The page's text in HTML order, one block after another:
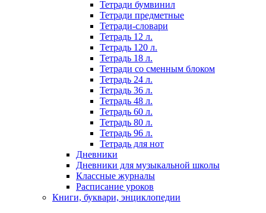
Тетради бумвинил
Тетради предметные
Тетради-словари
Тетрадь 12 л.
Тетрадь 120 л.
Тетрадь 18 л.
Тетради со сменным блоком
Тетрадь 24 л.
Тетрадь 36 л.
Тетрадь 48 л.
Тетрадь 60 л.
Тетрадь 80 л.
Тетрадь 96 л.
Тетрадь для нот
Дневники
Дневники для музыкальной школы
Классные журналы
Расписание уроков
Книги, буквари, энциклопедии